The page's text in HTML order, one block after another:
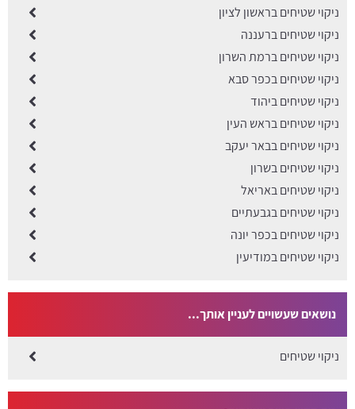
ניקוי שטיחים בראשון לציון
ניקוי שטיחים ברעננה
ניקוי שטיחים ברמת השרון
ניקוי שטיחים בכפר סבא
ניקוי שטיחים ביהוד
ניקוי שטיחים בראש העין
ניקוי שטיחים בבאר יעקב
ניקוי שטיחים בשרון
ניקוי שטיחים באריאל
ניקוי שטיחים בגבעתיים
ניקוי שטיחים בכפר יונה
ניקוי שטיחים במודיעין
נושאים שעשויים לעניין אותך...
ניקוי שטיחים